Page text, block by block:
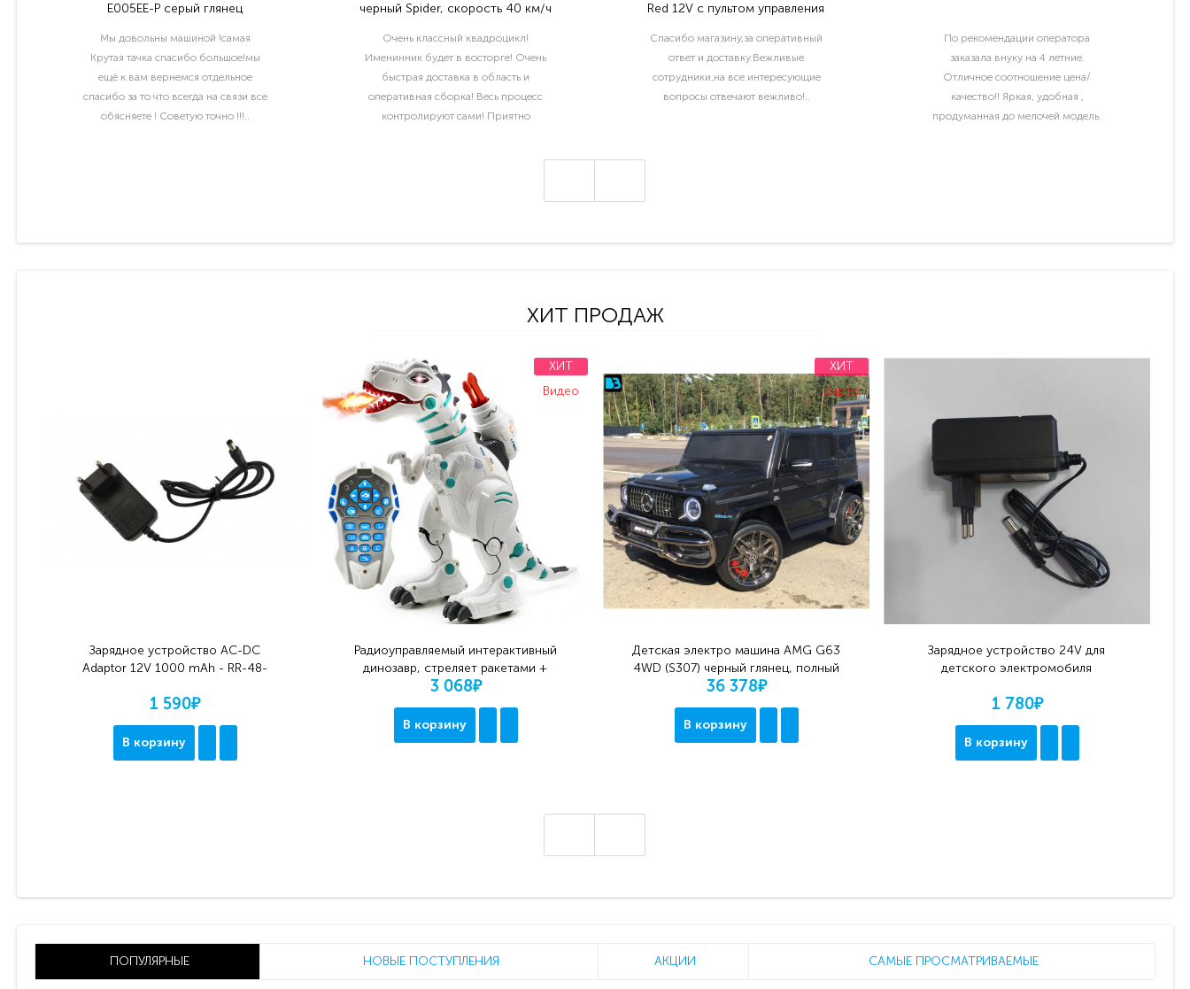
E005EE-P серый глянец
Мы довольны машиной !самая
Крутая тачка спасибо большое!мы
ещё к вам вернемся отдельное
спасибо за то что всегда на связи все
обясняете ! Советую точно !!!..
черный Spider, скорость 40 км/ч
Очень классный квадроцикл!
Именинник будет в восторге! Очень
быстрая доставка в область и
оперативная сборка! Весь процесс
контролируют сами! Приятно
Red 12V с пультом управления
Спасибо магазину,за оперативный
ответ и доставку.Вежливые
сотрудники,на все интересующие
вопросы отвечают вежливо!..
По рекомендации оператора
заказала внуку на 4 летние.
Отличное соотношение цена/
качество!! Яркая, удобная ,
продуманная до мелочей модель.
ХИТ ПРОДАЖ
Зарядное устройство AC-DC
Adaptor 12V 1000 mAh - RR-48-
1 590₽
В корзину
ХИТ
Видео
Радиоуправляемый интерактивный
динозавр, стреляет ракетами +
дышит паром - 88002
3 068₽
В корзину
ХИТ
Видео
Детская электро машина AMG G63
4WD (S307) черный глянец, полный
привод
36 378₽
В корзину
Зарядное устройство 24V для
детского электромобиля
1 780₽
В корзину
ПОПУЛЯРНЫЕ НОВЫЕ ПОСТУПЛЕНИЯ АКЦИИ САМЫЕ ПРОСМАТРИВАЕМЫЕ